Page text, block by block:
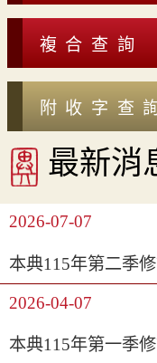
複合查詢
附收字查
最新消
2026-07-07
本典115年第二季
2026-04-07
本典115年第一季